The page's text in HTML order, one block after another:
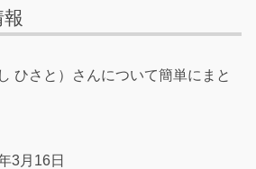
ひさと）さんについて簡単にまと
3月16日